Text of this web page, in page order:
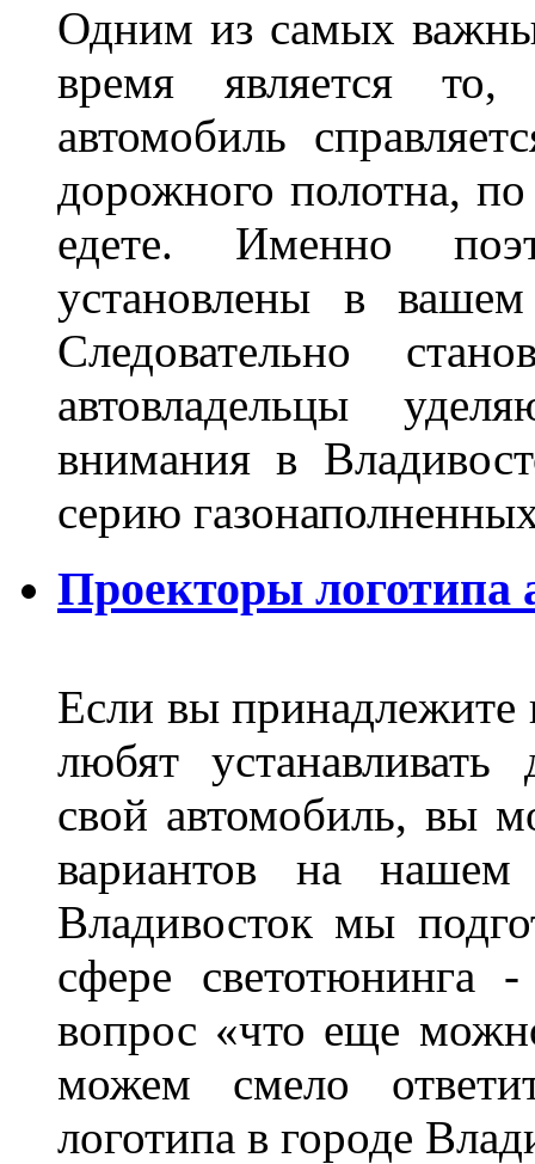
Одним из самых
время является то,
автомобиль
дорожного полотна,
едете. Именно
установлены в
Следовательно
автовладельцы
внимания в
серию
Проекторы логотипа
Если вы принадлежите
любят устанавливать
свой автомобиль, вы
вариантов на
Владивосток мы
сфере светотюнинга
вопрос «что еще
можем смело
логотипа в городе